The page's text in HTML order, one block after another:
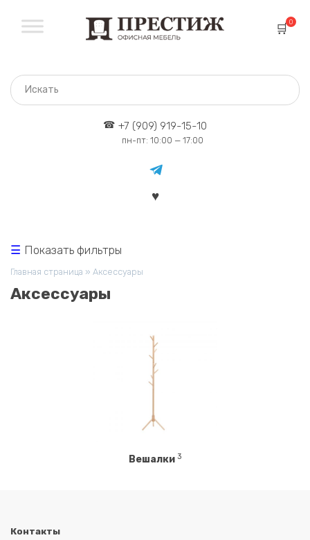
содержанию
0
+7 (909) 919-15-10
пн-пт: 10:00 — 17:00
Главная страница » Аксессуары
Аксессуары
Вешалки 3
Показать фильтры
Контакты